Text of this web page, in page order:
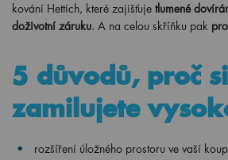
kování Hettich, které zajišťuje tlumené
doživotní záruku. A na celou skříňku pak
5 důvodů, proč si
zamilujete
rozšíření úložného prostoru ve vaší